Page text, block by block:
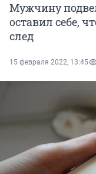
Мужчину
оставил себе,
след
15 февраля 2022, 13:45